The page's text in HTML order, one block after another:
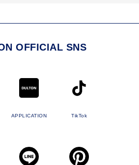
OFFICIAL SNS
APPLICATION TikTok